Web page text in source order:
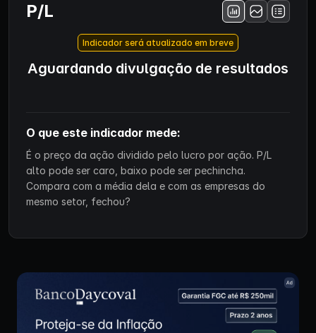
P/L
Indicador será atualizado em breve
Aguardando divulgação de resultados
O que este indicador mede:
É o preço da ação dividido pelo lucro por ação. P/L
alto pode ser caro, baixo pode ser pechincha.
Compara com a média dela e com as empresas do
mesmo setor, fechou?